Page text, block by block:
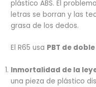
plástico ABS. El
letras se borran y las
grasa de los dedos.
El R65 usa PBT de
Inmortalidad de la
una pieza de plástico